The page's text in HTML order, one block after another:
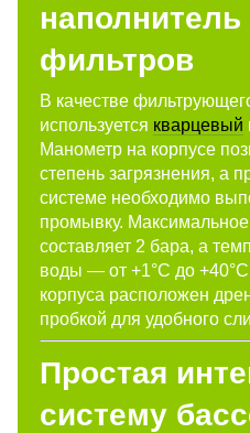
наполнитель
фильтров
В качестве
используется кварцевый
Манометр на корпусе
степень загрязнения, а
системе необходимо
промывку.
составляет 2 бара, а
воды — от +1°С до
корпуса расположен
пробкой для удобного
Простая
систему